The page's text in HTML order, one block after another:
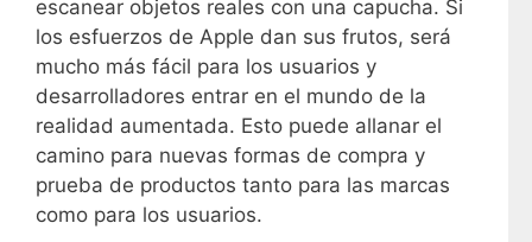
escanear objetos reales con una capucha. Si
los esfuerzos de Apple dan sus frutos, será
mucho más fácil para los usuarios y
desarrolladores entrar en el mundo de la
realidad aumentada. Esto puede allanar el
camino para nuevas formas de compra y
prueba de productos tanto para las marcas
como para los usuarios.